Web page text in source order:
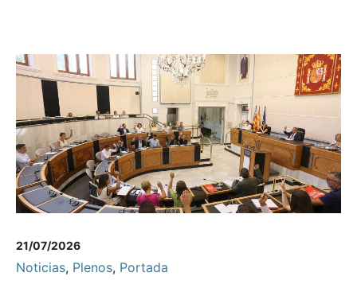
21/07/2026
Noticias, Plenos, Portada